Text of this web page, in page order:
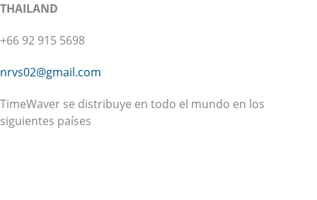
THAILAND
+66 92 915 5698
nrvs02@gmail.com
TimeWaver se distribuye en todo el mundo en los
siguientes países